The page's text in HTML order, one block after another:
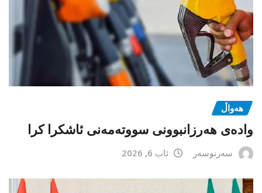
هەواڵ
وادەی هەرزانبوونی سووتەمەنی ئاشکرا کرا
سەرنوسەر ئاب 6, 2026